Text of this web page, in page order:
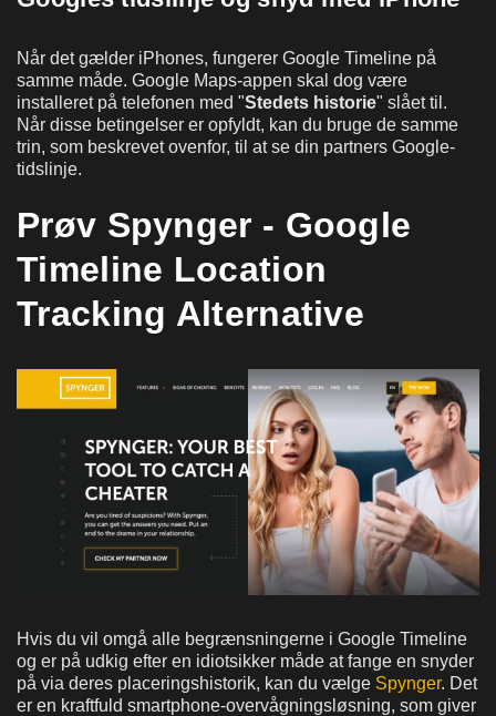
Når det gælder iPhones, fungerer Google Timeline på
samme måde. Google Maps-appen skal dog være
installeret på telefonen med "Stedets historie" slået til.
Når disse betingelser er opfyldt, kan du bruge de samme
trin, som beskrevet ovenfor, til at se din partners Google-
tidslinje.
Prøv Spynger - Google
Timeline Location
Tracking Alternative
Hvis du vil omgå alle begrænsningerne i Google Timeline
og er på udkig efter en idiotsikker måde at fange en snyder
på via deres placeringshistorik, kan du vælge Spynger. Det
er en kraftfuld smartphone-overvågningsløsning, som giver